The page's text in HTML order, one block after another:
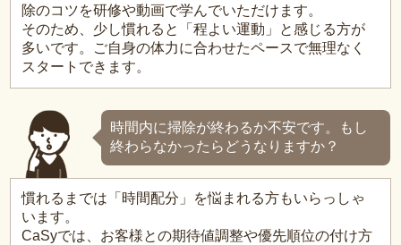
除のコツを研修や動画で学んでいただけます。
そのため、少し慣れると「程よい運動」と感じる方が
多いです。ご自身の体力に合わせたペースで無理なく
スタートできます。
時間内に掃除が終わるか不安です。もし
終わらなかったらどうなりますか？
慣れるまでは「時間配分」を悩まれる方もいらっしゃ
います。
CaSyでは、お客様との期待値調整や優先順位の付け方